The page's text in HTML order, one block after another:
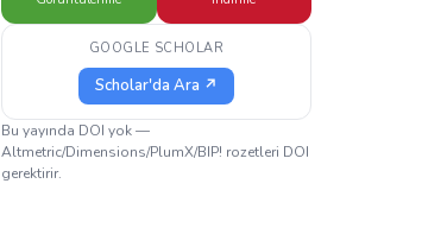
GOOGLE SCHOLAR
Scholar'da Ara ↗
Bu yayında DOI yok —
Altmetric/Dimensions/PlumX/BIP! rozetleri DOI
gerektirir.